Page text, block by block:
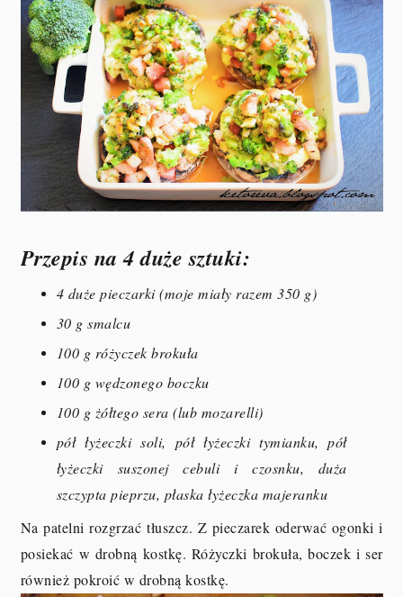
Przepis na 4 duże sztuki:
4 duże pieczarki (moje miały razem 350 g)
30 g smalcu
100 g różyczek brokuła
100 g wędzonego boczku
100 g żółtego sera (lub mozarelli)
pół łyżeczki soli, pół łyżeczki tymianku, pół
łyżeczki suszonej cebuli i czosnku, duża
szczypta pieprzu, płaska łyżeczka majeranku
Na patelni rozgrzać tłuszcz. Z pieczarek oderwać ogonki i
posiekać w drobną kostkę. Różyczki brokuła, boczek i ser
również pokroić w drobną kostkę.